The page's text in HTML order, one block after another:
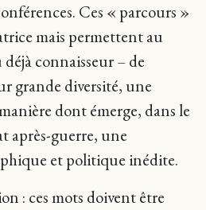
Ces « parcours »
mais permettent au
connaisseur – de
grande diversité, une
dont émerge, dans le
après-guerre, une
et politique inédite.
: ces mots doivent être